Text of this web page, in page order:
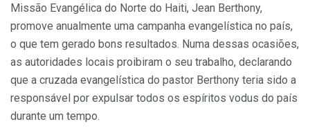
Missão Evangélica do Norte do Haiti, Jean Berthony,
promove anualmente uma campanha evangelística no país,
o que tem gerado bons resultados. Numa dessas ocasiões,
as autoridades locais proibiram o seu trabalho, declarando
que a cruzada evangelística do pastor Berthony teria sido a
responsável por expulsar todos os espíritos vodus do país
durante um tempo.